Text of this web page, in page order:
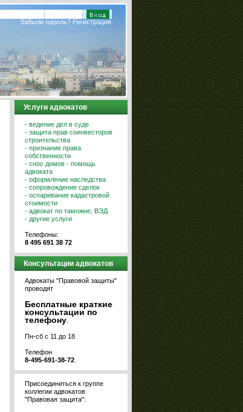
Забыли пароль? Регистрация.
Услуги адвокатов
- ведение дел в суде
- защита прав соинвесторов
строительства
- признание права
собственности
- снос домов - помощь
адвоката
- оформление наследства
- сопровождение сделок
- оспаривание кадастровой
стоимости
- адвокат по таможне, ВЭД
- другие услуги
Телефоны:
8 495 691 38 72
Консультации адвокатов
Адвокаты "Правовой защиты"
проводят
Бесплатные краткие
консультации по
телефону
Пн-сб с 11 до 18
Телефон
8-495-691-38-72
Присоединиться к группе
коллегии адвокатов
"Правовая защита":